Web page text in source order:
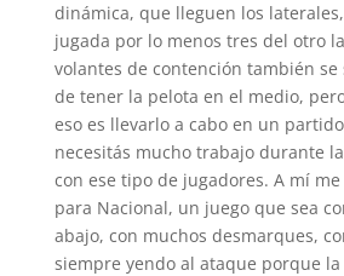
dinámica, que lleguen los
jugada por lo menos tres del otro
volantes de contención también se
de tener la pelota en el medio,
eso es llevarlo a cabo en un
necesitás mucho trabajo durante
con ese tipo de jugadores. A mí
para Nacional, un juego que sea
abajo, con muchos desmarques,
siempre yendo al ataque porque